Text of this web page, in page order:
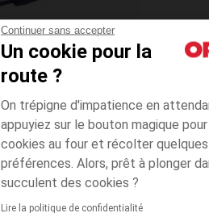
Continuer sans accepter
Un cookie pour la
route ?
On trépigne d'impatience en
appuyiez sur le bouton magique
cookies au four et récolter
préférences. Alors, prêt à plonger
succulent des cookies ?
Lire la politique de confidentialité